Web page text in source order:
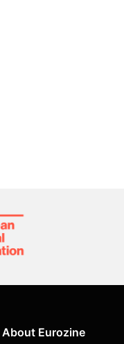
About Eurozine